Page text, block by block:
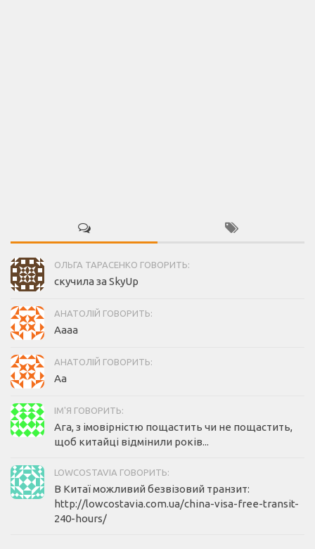
ОЛЬГА ТАРАСЕНКО ГОВОРИТЬ:
скучила за SkyUp
АНАТОЛІЙ ГОВОРИТЬ:
Аааа
АНАТОЛІЙ ГОВОРИТЬ:
Аа
ІМ'Я ГОВОРИТЬ:
Ага, з імовірністю пощастить чи не пощастить,
щоб китайці відмінили років...
LOWCOSTAVIA ГОВОРИТЬ:
В Китаї можливий безвізовий транзит:
http://lowcostavia.com.ua/china-visa-free-transit-
240-hours/